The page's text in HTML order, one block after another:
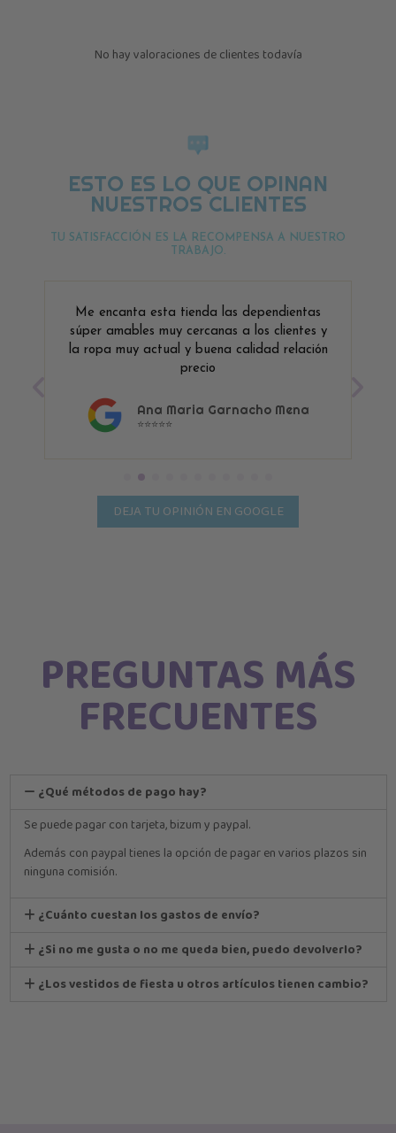
No hay valoraciones de clientes todavía
ESTO ES LO QUE OPINAN
NUESTROS CLIENTES
TU SATISFACCIÓN ES LA RECOMPENSA A NUESTRO
TRABAJO.
Me encanta esta tienda las dependientas
súper amables muy cercanas a los clientes y
la ropa muy actual y buena calidad relación
precio
Ana Maria Garnacho Mena
⭐⭐⭐⭐⭐
DEJA TU OPINIÓN EN GOOGLE
PREGUNTAS MÁS
FRECUENTES
¿Qué métodos de pago hay?
Se puede pagar con tarjeta, bizum y paypal.
Además con paypal tienes la opción de pagar en varios plazos sin
ninguna comisión.
¿Cuánto cuestan los gastos de envío?
¿Si no me gusta o no me queda bien, puedo devolverlo?
¿Los vestidos de fiesta u otros artículos tienen cambio?